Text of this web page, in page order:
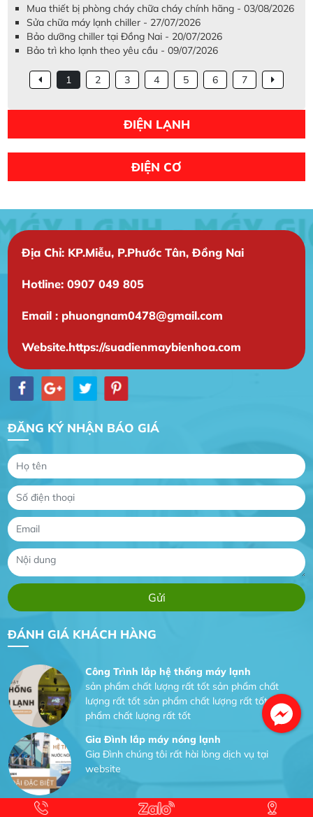
Mua thiết bị phòng cháy chữa cháy chính hãng - 03/08/2026
Sửa chữa máy lạnh chiller - 27/07/2026
Bảo dưỡng chiller tại Đồng Nai - 20/07/2026
Bảo trì kho lạnh theo yêu cầu - 09/07/2026
1 2 3 4 5 6 7
ĐIỆN LẠNH
ĐIỆN CƠ
Địa Chỉ: KP.Miễu, P.Phước Tân, Đồng Nai
Hotline: 0907 049 805
Email : phuongnam0478@gmail.com
Website.https://suadienmaybienhoa.com
ĐĂNG KÝ NHẬN BÁO GIÁ
ĐÁNH GIÁ KHÁCH HÀNG
Gia Đình chúng tôi rất hài lòng dịch vụ tại
Dự án nhà phố đẹp lên nhờ đội thợ điện từ dịch
Dịch vụ MoTor
Công Trình lắp hệ thống máy lạnh
sản phẩm chất lượng rất tốt sản phẩm chất
lượng rất tốt sản phẩm chất lượng rất tốt sản
phẩm chất lượng rất tốt
Gia Đình lắp máy nóng lạnh
Gia Đình chúng tôi rất hài lòng dịch vụ tại
website